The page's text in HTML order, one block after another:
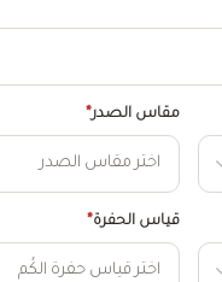
مقاس الصدر*
قياس الحفرة*